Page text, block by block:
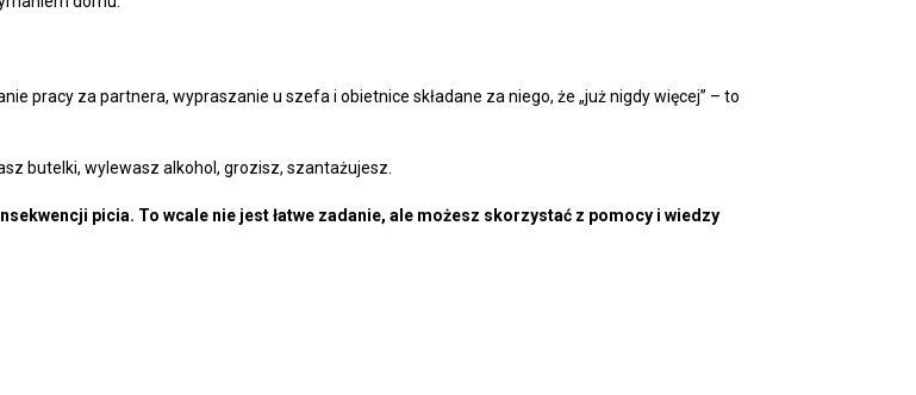
pracy za partnera, wypraszanie u szefa i obietnice składane za niego, że „już nigdy więcej” – to
butelki, wylewasz alkohol, grozisz, szantażujesz.
picia. To wcale nie jest łatwe zadanie, ale możesz skorzystać z pomocy i wiedzy